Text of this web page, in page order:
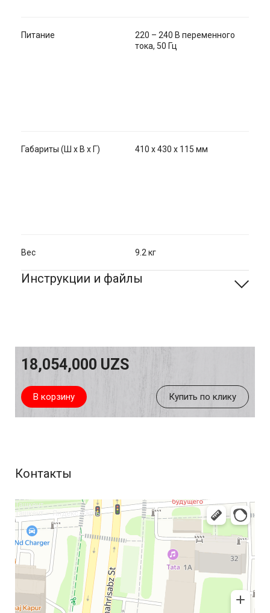
Питание
220 – 240 В переменного
тока, 50 Гц
Габариты (Ш х В х Г) 410 x 430 x 115 мм
Вес 9.2 кг
Инструкции и файлы
18,054,000 UZS
В корзину Купить по клику
Контакты
Ташкент
Ташкент — Яндекс Карты